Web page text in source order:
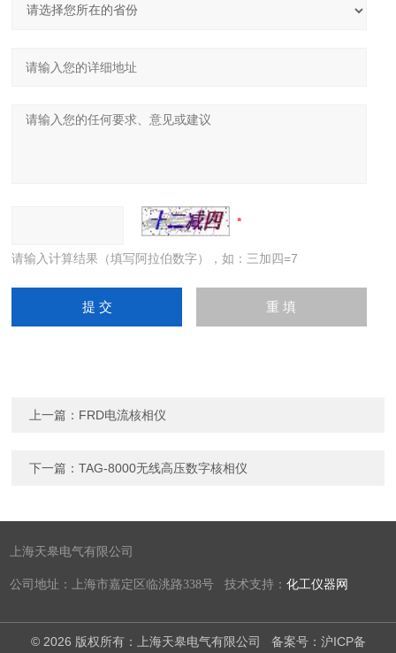
请输入计算结果（填写阿拉伯数字），如：三加四=7
上一篇： FRD电流核相仪
下一篇：TAG-8000无线高压数字核相仪
上海天皋电气有限公司
公司地址：上海市嘉定区临洮路338号 技术支持：化工仪器网
© 2026 版权所有：上海天皋电气有限公司 备案号：沪ICP备